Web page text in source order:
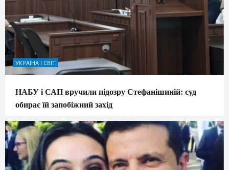
УКРАЇНА І СВІТ
НАБУ і САП вручили підозру Стефанішиній: суд
обирає їй запобіжний захід